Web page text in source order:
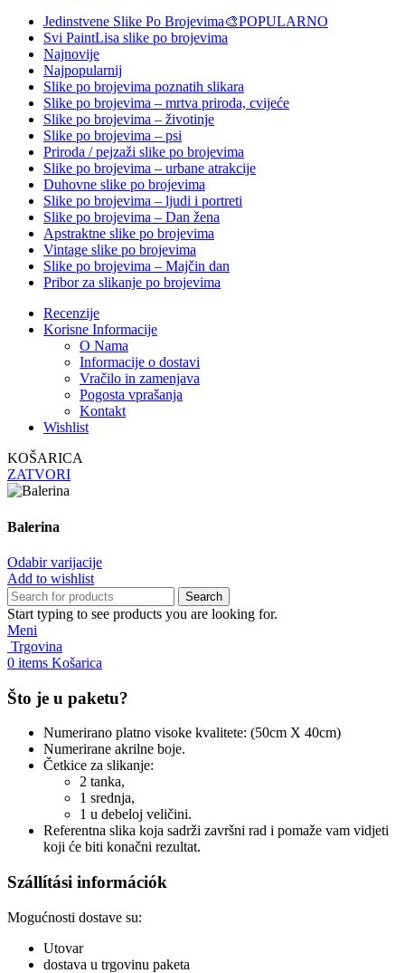
Jedinstvene Slike Po Brojevima🎨POPULARNO
Svi PaintLisa slike po brojevima
Najnovije
Najpopularnij
Slike po brojevima poznatih slikara
Slike po brojevima – mrtva priroda, cvijeće
Slike po brojevima – životinje
Slike po brojevima – psi
Priroda / pejzaži slike po brojevima
Slike po brojevima – urbane atrakcije
Duhovne slike po brojevima
Slike po brojevima – ljudi i portreti
Slike po brojevima – Dan žena
Apstraktne slike po brojevima
Vintage slike po brojevima
Slike po brojevima – Majčin dan
Pribor za slikanje po brojevima
Recenzije
Korisne Informacije
O Nama
Informacije o dostavi
Vračilo in zamenjava
Pogosta vprašanja
Kontakt
Wishlist
KOŠARICA
ZATVORI
Balerina
Odabir varijacije
Add to wishlist
Search
Start typing to see products you are looking for.
Meni
Trgovina
0 items Košarica
Što je u paketu?
Numerirano platno visoke kvalitete: (50cm X 40cm)
Numerirane akrilne boje.
Četkice za slikanje:
2 tanka,
1 srednja,
1 u debeloj veličini.
Referentna slika koja sadrži završni rad i pomaže vam vidjeti
koji će biti konačni rezultat.
Szállítási információk
Mogućnosti dostave su:
Utovar
dostava u trgovinu paketa